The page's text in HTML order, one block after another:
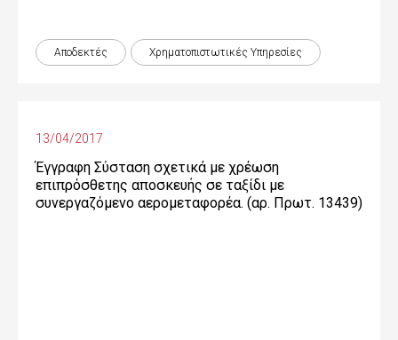
Αποδεκτές Χρηματοπιστωτικές Yπηρεσίες
13/04/2017
Έγγραφη Σύσταση σχετικά με χρέωση
επιπρόσθετης αποσκευής σε ταξίδι με
συνεργαζόμενο αερομεταφορέα. (αρ. Πρωτ. 13439)